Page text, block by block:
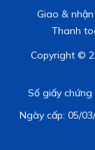
Giao &
Thanh
Copyright ©
Số giấy
Ngày cấp: 05/